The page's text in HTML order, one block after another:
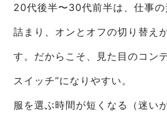
20代後半〜30代前半は、仕事
詰まり、オンとオフの切り替え
す。だからこそ、見た目のコン
スイッチ”になりやすい。
服を選ぶ時間が短くなる（迷い